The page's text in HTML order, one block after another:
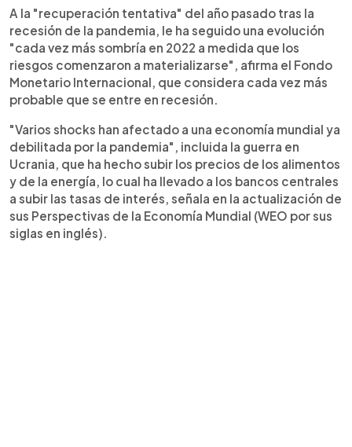
A la "recuperación tentativa" del año pasado tras la
recesión de la pandemia, le ha seguido una evolución
"cada vez más sombría en 2022 a medida que los
riesgos comenzaron a materializarse", afirma el Fondo
Monetario Internacional, que considera cada vez más
probable que se entre en recesión.
"Varios shocks han afectado a una economía mundial ya
debilitada por la pandemia", incluida la guerra en
Ucrania, que ha hecho subir los precios de los alimentos
y de la energía, lo cual ha llevado a los bancos centrales
a subir las tasas de interés, señala en la actualización de
sus Perspectivas de la Economía Mundial (WEO por sus
siglas en inglés).